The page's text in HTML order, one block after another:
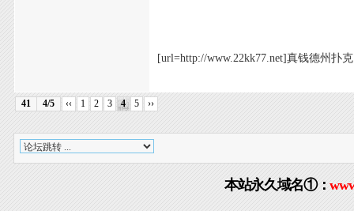
[url=http://www.22kk77.net]真钱德州
41 4/5 ‹‹ 1 2 3 4 5 ››
本站永久域名①：